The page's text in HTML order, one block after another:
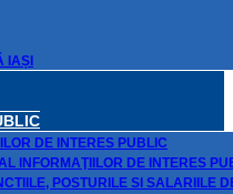
IAȘI
DE INTERES PUBLIC
INFORMAŢIILOR DE INTERES
POSTURILE SI